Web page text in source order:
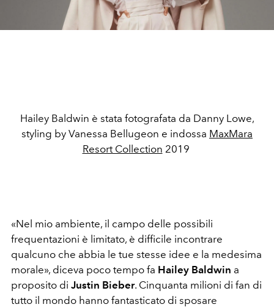
Hailey Baldwin è stata fotografata da Danny Lowe,
styling by Vanessa Bellugeon e indossa MaxMara
Resort Collection 2019
«Nel mio ambiente, il campo delle possibili
frequentazioni è limitato, è difficile incontrare
qualcuno che abbia le tue stesse idee e la medesima
morale», diceva poco tempo fa Hailey Baldwin a
proposito di Justin Bieber. Cinquanta milioni di fan di
tutto il mondo hanno fantasticato di sposare